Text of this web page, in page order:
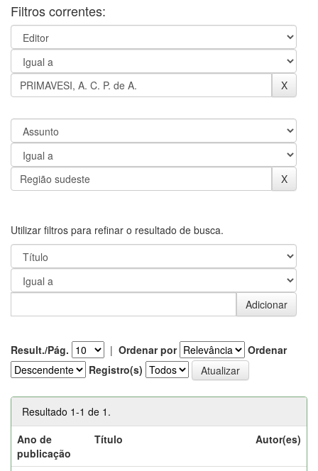
Filtros correntes:
Utilizar filtros para refinar o resultado de busca.
Result./Pág. | Ordenar por
Ordenar
Registro(s)
Resultado 1-1 de 1.
Ano de
publicação
Título Autor(es)